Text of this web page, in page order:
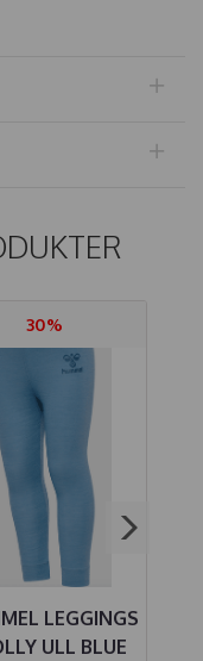
30%
LEGGINGS
ULL BLUE